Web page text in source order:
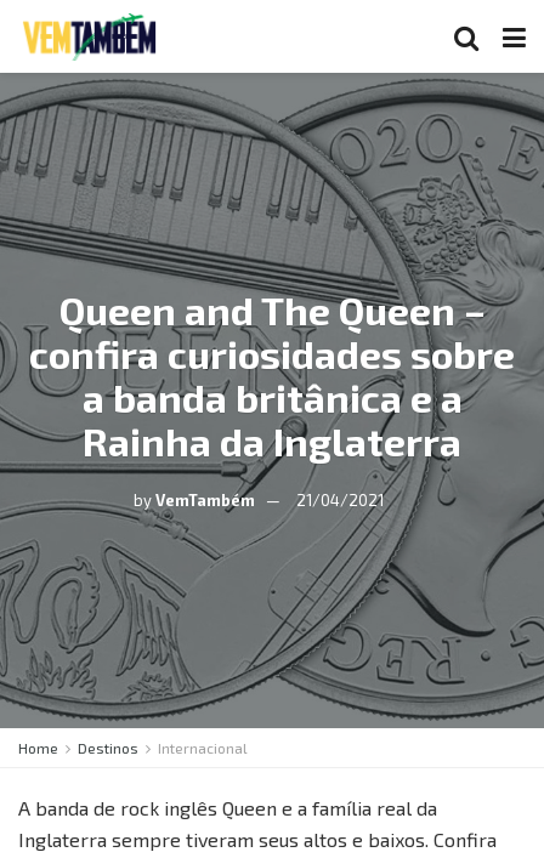
Queen and The Queen –
confira curiosidades sobre
a banda britânica e a
Rainha da Inglaterra
byVemTambém 21/04/2021
Home Destinos Internacional
A banda de rock inglês Queen e a família real da
Inglaterra sempre tiveram seus altos e baixos. Confira